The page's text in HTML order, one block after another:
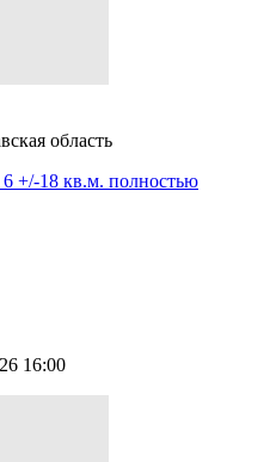
область
+/-18 кв.м. полностью
16:00